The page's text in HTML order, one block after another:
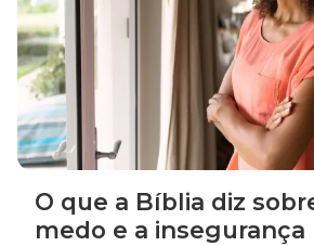
O que a Bíblia diz
medo e a insegurança